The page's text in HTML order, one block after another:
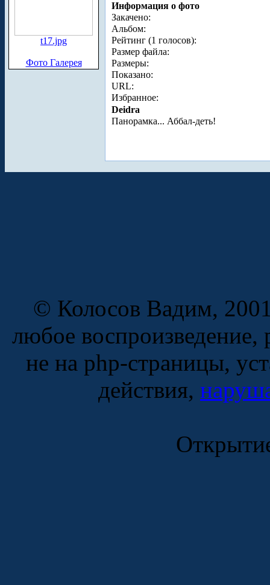
t17.jpg
Фото Галерея
Информация о фото
Закачено:
Альбом:
Рейтинг (1 голосов):
Размер файла:
Размеры:
Показано:
URL:
Избранное:
Deidra
Панорамка... Аббал-деть!
© Колосов Вадим,
любое воспроизведение,
не на php-страницы,
действия,